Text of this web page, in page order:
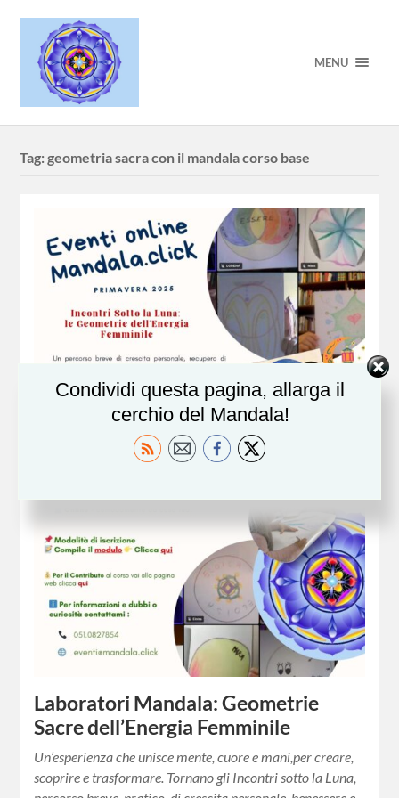
MENU
Tag:geometria sacra con il mandala corso base
Laboratori Mandala: Geometrie
Sacre dell’Energia Femminile
Un’esperienza che unisce mente, cuore e mani,per creare,
scoprire e trasformare. Tornano gli Incontri sotto la Luna,
Condividi questa pagina, allarga il
cerchio del Mandala!